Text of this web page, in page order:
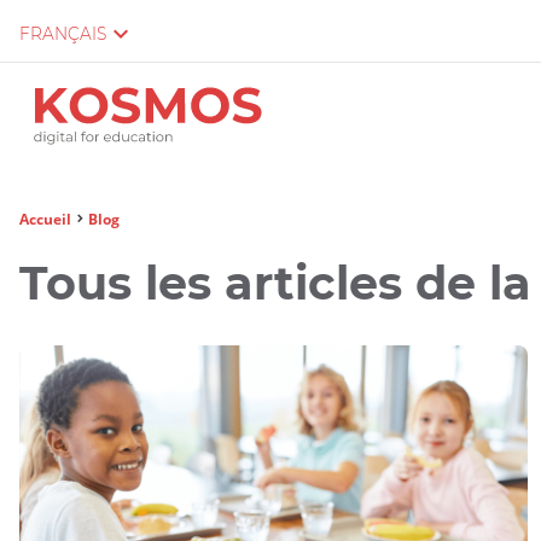
FRANÇAIS
Vous
Accueil Blog
Tous les articles de